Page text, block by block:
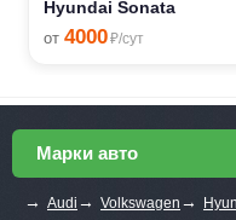
Hyundai Sonata
от 4000₽/сут
Марки авто
→ Audi → Volkswagen →